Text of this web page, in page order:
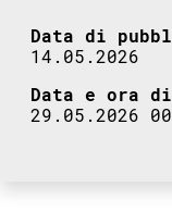
Data di
14.05.2026
Data e ora di
29.05.2026